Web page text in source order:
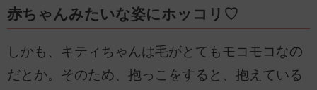
赤ちゃんみたいな姿にホッコリ♡
しかも、キティちゃんは毛がとてもモコモコなの
だとか。そのため、抱っこをすると、抱えている